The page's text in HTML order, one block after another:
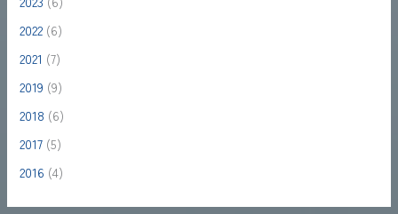
2022 (6)
2021 (7)
2019 (9)
2018 (6)
2017 (5)
2016 (4)